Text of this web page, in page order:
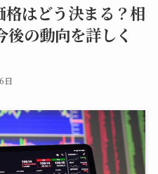
格はどう決まる？相
の動向を詳しく
日